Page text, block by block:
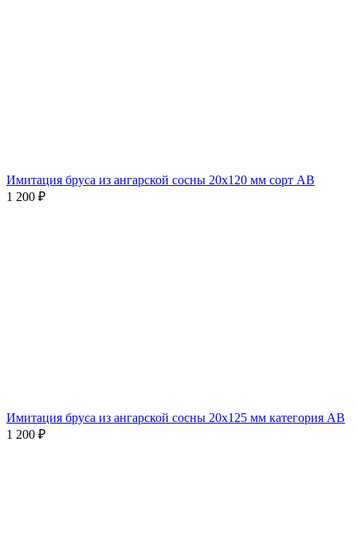
Имитация бруса из ангарской сосны 20х120 мм сорт AВ
1 200 ₽
Имитация бруса из ангарской сосны 20х125 мм категория AВ
1 200 ₽